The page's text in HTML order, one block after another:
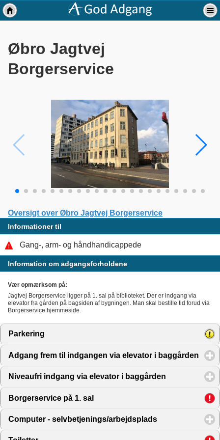
Øbro Jagtvej
Borgerservice
Oversigt over Øbro Jagtvej Borgerservice
Informationer til
Gang-, arm- og håndhandicappede
Information om adgangsforholdene
Vær opmærksom på:
Jagtvej Borgerservice ligger på 1. sal på biblioteket. Der er indgang via
elevator fra gården på bagsiden af bygningen. Man skal bestille tid forud via
Borgerservice hjemmeside.
Parkering
Adgang frem til indgangen via elevator i baggården
Niveaufri indgang via elevator i baggården click to
Borgerservice på 1. sal
Computer - selvbetjenings/arbejdsplads click to expand